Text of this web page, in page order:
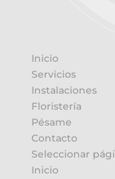
Inicio
Servicios
Instalaciones
Floristería
Pésame
Contacto
Seleccionar
Inicio